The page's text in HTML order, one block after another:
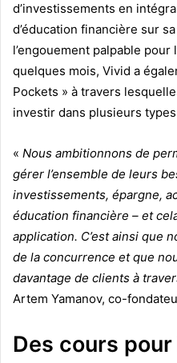
d’investissements en
d’éducation financière sur
l’engouement palpable
quelques mois, Vivid a
Pockets » à travers
investir dans plusieurs
« Nous ambitionnons de
gérer l’ensemble de leurs
investissements, épargne,
éducation financière – et
application. C’est ainsi que
de la concurrence et que
davantage de clients à
Artem Yamanov, co-
Des cours